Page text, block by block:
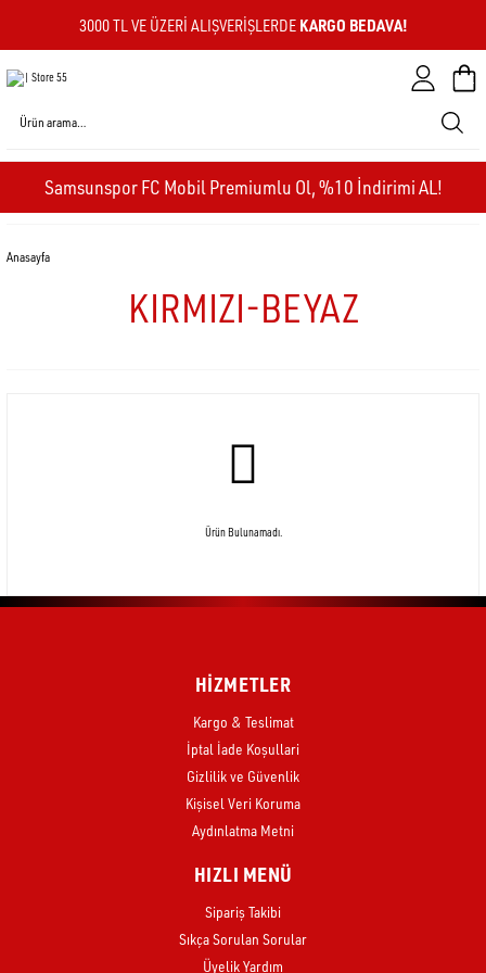
3000 TL VE ÜZERI ALIŞVERIŞLERDE KARGO BEDAVA!
Samsunspor FC Mobil Premiumlu Ol, %10 İndirimi AL!
Anasayfa
KIRMIZI-BEYAZ
Ürün Bulunamadı.
HİZMETLER
Kargo & Teslimat
İptal İade Koşullari
Gizlilik ve Güvenlik
Kişisel Veri Koruma
Aydınlatma Metni
HIZLI MENÜ
Sipariş Takibi
Sıkça Sorulan Sorular
Üyelik Yardım